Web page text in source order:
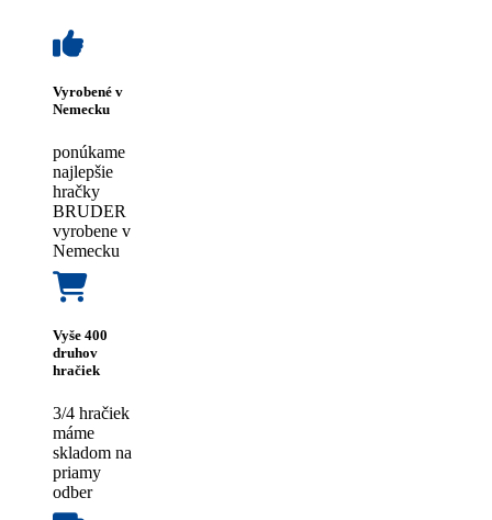
Vyrobené v
Nemecku
ponúkame
najlepšie
hračky
BRUDER
vyrobene v
Nemecku
Vyše 400
druhov
hračiek
3/4 hračiek
máme
skladom na
priamy
odber